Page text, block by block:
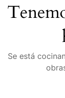
Se está